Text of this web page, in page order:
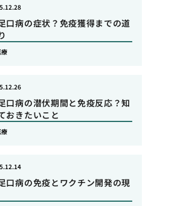
口病の症状？免疫獲得までの道
口病の潜伏期間と免疫反応？知
おきたいこと
口病の免疫とワクチン開発の現